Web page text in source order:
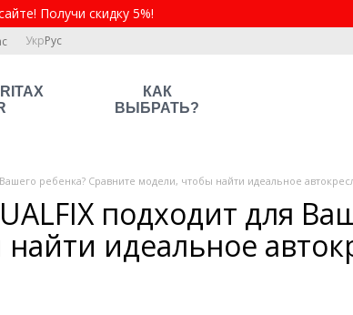
Получи скидку 5%!
УкрРус
КАК
ВЫБРАТЬ?
ребенка? Сравните модели, чтобы найти идеальное
подходит для
идеальное